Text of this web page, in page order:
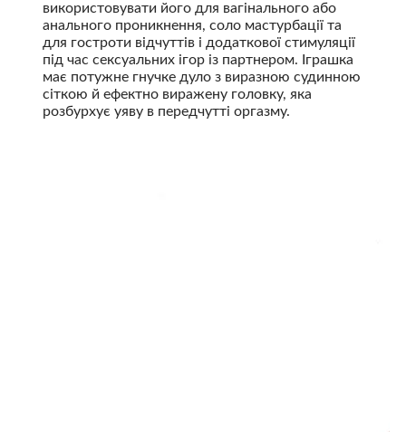
використовувати його для вагінального або
анального проникнення, соло мастурбації та
для гостроти відчуттів і додаткової стимуляції
під час сексуальних ігор із партнером. Іграшка
має потужне гнучке дуло з виразною судинною
сіткою й ефектно виражену головку, яка
розбурхує уяву в передчутті оргазму.